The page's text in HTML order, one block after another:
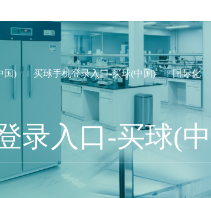
国) 买球手机登录入口-买球(中国) 国际化
录入口-买球(